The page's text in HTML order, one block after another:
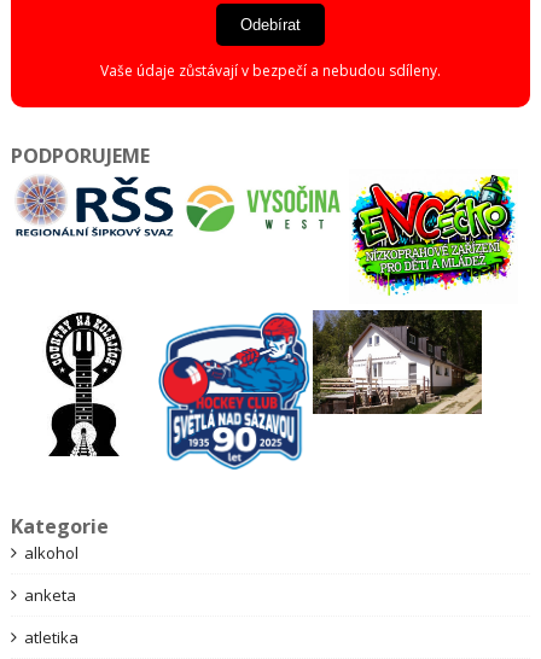
Odebírat
Vaše údaje zůstávají v bezpečí a nebudou sdíleny.
PODPORUJEME
Kategorie
alkohol
anketa
atletika